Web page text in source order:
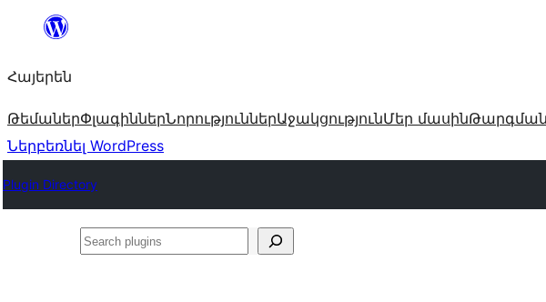
Անցնել
Հայերեն
ԹեմաներՓլագիններՆորություններԱջակցությունՄեր մասին
Ներբեռնել WordPress
Plugin Directory
Search